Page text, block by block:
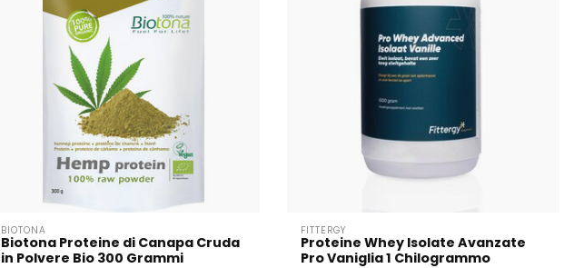
BIOTONA
Biotona Proteine di Canapa Cruda
in Polvere Bio 300 Grammi
FITTERGY
Proteine Whey Isolate Avanzate
Pro Vaniglia 1 Chilogrammo